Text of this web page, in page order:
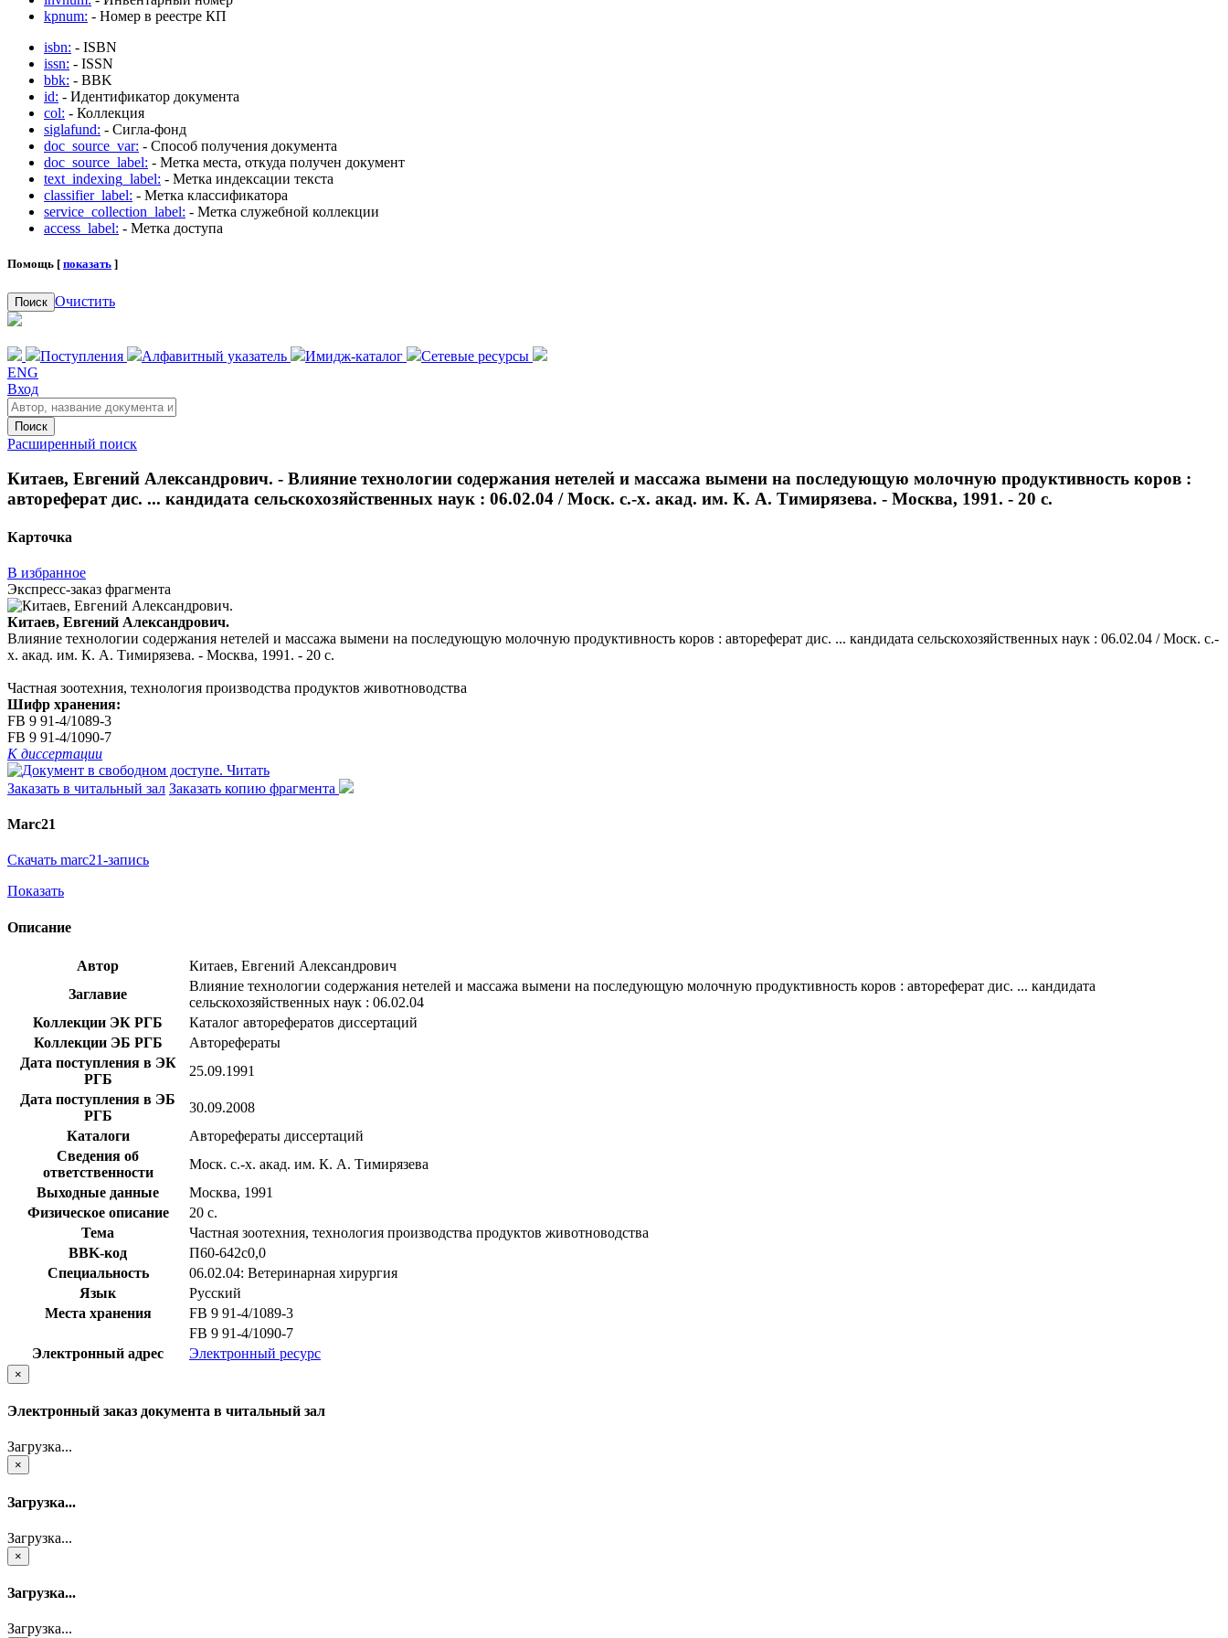
kpnum: - Номер в реестре КП
isbn: - ISBN
issn: - ISSN
bbk: - BBK
id: - Идентификатор документа
col: - Коллекция
siglafund: - Сигла-фонд
doc_source_var: - Способ получения документа
doc_source_label: - Метка места, откуда получен документ
text_indexing_label: - Метка индексации текста
classifier_label: - Метка классификатора
service_collection_label: - Метка служебной коллекции
access_label: - Метка доступа
Помощь [ показать ]
Поиск Очистить
Поступления Алфавитный указатель Имидж-каталог
Сетевые ресурсы
ENG
Вход
Поиск
Расширенный поиск
Китаев, Евгений Александрович. - Влияние технологии содержания нетелей и массажа вымени на последующую молочную продуктивность коров :
автореферат дис. ... кандидата сельскохозяйственных наук : 06.02.04 / Моск. с.-х. акад. им. К. А. Тимирязева. - Москва, 1991. - 20 с.
Карточка
В избранное
Экспресс-заказ фрагмента
Китаев, Евгений Александрович.
Влияние технологии содержания нетелей и массажа вымени на последующую молочную продуктивность коров : автореферат дис. ... кандидата сельскохозяйственных наук : 06.02.04 / Моск. с.-
х. акад. им. К. А. Тимирязева. - Москва, 1991. - 20 с.
Частная зоотехния, технология производства продуктов животноводства
Шифр хранения:
FB 9 91-4/1089-3
FB 9 91-4/1090-7
К диссертации
Читать
Заказать в читальный зал Заказать копию фрагмента
Marc21
Скачать marc21-запись
Показать
Описание
Автор
Китаев, Евгений Александрович
Заглавие
Влияние технологии содержания нетелей и массажа вымени на последующую молочную продуктивность коров : автореферат дис. ... кандидата
сельскохозяйственных наук : 06.02.04
Коллекции ЭК РГБ
Каталог авторефератов диссертаций
Коллекции ЭБ РГБ
Авторефераты
Дата поступления в ЭК
РГБ
25.09.1991
Дата поступления в ЭБ
РГБ
30.09.2008
Каталоги
Авторефераты диссертаций
Сведения об
ответственности
Моск. с.-х. акад. им. К. А. Тимирязева
Выходные данные
Москва, 1991
Физическое описание
20 с.
Тема
Частная зоотехния, технология производства продуктов животноводства
BBK-код
П60-642с0,0
Специальность
06.02.04: Ветеринарная хирургия
Язык
Русский
Места хранения
FB 9 91-4/1089-3
FB 9 91-4/1090-7
Электронный адрес
Электронный ресурс
×
Электронный заказ документа в читальный зал
Загрузка...
×
Загрузка...
Загрузка...
×
Загрузка...
Загрузка...